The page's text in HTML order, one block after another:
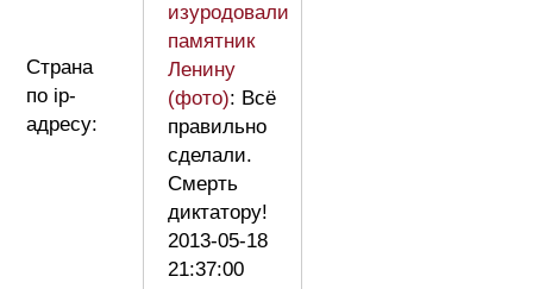
Страна
по ip-
адресу:
изуродовали
памятник
Ленину
(фото): Всё
правильно
сделали.
Смерть
диктатору!
2013-05-18
21:37:00